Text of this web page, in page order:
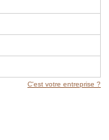
C'est votre entreprise ?